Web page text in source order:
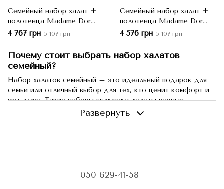
Семейный набор халат +
полотенца Madame Dor
Беж/Бирюза, Бежевый,
4 767 грн 5 107 грн
Семейный набор халат +
полотенца Madame Dor
Серый/Пудра, Серый,
4 576 грн 5 107 грн
Почему стоит выбрать набор халатов
семейный?
Набор халатов семейный – это идеальный подарок для
семьи или отличный выбор для тех, кто ценит комфорт и
уют дома. Такие наборы включают халаты разных
размеров, которые подойдут для мужчин, женщин и даже
детей. Они обеспечивают не только удобство, но и
махра, которые обладают высокими гигроскопичными
Развернуть
050 629-41-58